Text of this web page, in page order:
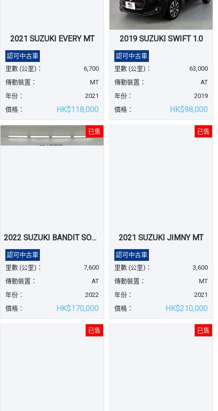
2021 SUZUKI EVERY MT
認可中古車
里數 (公里)：
6,700
傳動裝置：
MT
年份：
2021
價格：
HK$118,000
2019 SUZUKI SWIFT 1.0
認可中古車
里數 (公里)：
63,000
傳動裝置：
AT
年份：
2019
價格：
HK$98,000
2022 SUZUKI BANDIT SOLIO
認可中古車
已售
里數 (公里)：
7,600
傳動裝置：
AT
年份：
2022
價格：
HK$170,000
2021 SUZUKI JIMNY MT
認可中古車
已售
里數 (公里)：
3,600
傳動裝置：
MT
年份：
2021
價格：
HK$210,000
已售 已售